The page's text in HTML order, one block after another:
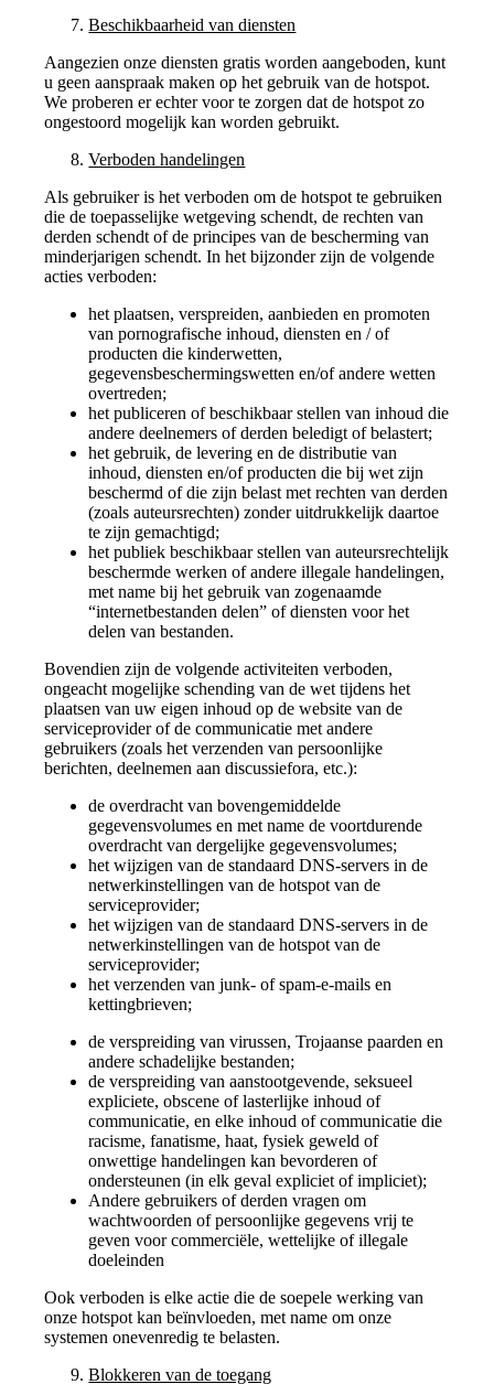
Beschikbaarheid van diensten
Aangezien onze diensten gratis worden aangeboden, kunt
u geen aanspraak maken op het gebruik van de hotspot.
We proberen er echter voor te zorgen dat de hotspot zo
ongestoord mogelijk kan worden gebruikt.
Verboden handelingen
Als gebruiker is het verboden om de hotspot te gebruiken
die de toepasselijke wetgeving schendt, de rechten van
derden schendt of de principes van de bescherming van
minderjarigen schendt. In het bijzonder zijn de volgende
acties verboden:
het plaatsen, verspreiden, aanbieden en promoten
van pornografische inhoud, diensten en / of
producten die kinderwetten,
gegevensbeschermingswetten en/of andere wetten
overtreden;
het publiceren of beschikbaar stellen van inhoud die
andere deelnemers of derden beledigt of belastert;
het gebruik, de levering en de distributie van
inhoud, diensten en/of producten die bij wet zijn
beschermd of die zijn belast met rechten van derden
(zoals auteursrechten) zonder uitdrukkelijk daartoe
te zijn gemachtigd;
het publiek beschikbaar stellen van auteursrechtelijk
beschermde werken of andere illegale handelingen,
met name bij het gebruik van zogenaamde
“internetbestanden delen” of diensten voor het
delen van bestanden.
Bovendien zijn de volgende activiteiten verboden,
ongeacht mogelijke schending van de wet tijdens het
plaatsen van uw eigen inhoud op de website van de
serviceprovider of de communicatie met andere
gebruikers (zoals het verzenden van persoonlijke
berichten, deelnemen aan discussiefora, etc.):
de overdracht van bovengemiddelde
gegevensvolumes en met name de voortdurende
overdracht van dergelijke gegevensvolumes;
het wijzigen van de standaard DNS-servers in de
netwerkinstellingen van de hotspot van de
serviceprovider;
het wijzigen van de standaard DNS-servers in de
netwerkinstellingen van de hotspot van de
serviceprovider;
het verzenden van junk- of spam-e-mails en
kettingbrieven;
de verspreiding van virussen, Trojaanse paarden en
andere schadelijke bestanden;
de verspreiding van aanstootgevende, seksueel
expliciete, obscene of lasterlijke inhoud of
communicatie, en elke inhoud of communicatie die
racisme, fanatisme, haat, fysiek geweld of
onwettige handelingen kan bevorderen of
ondersteunen (in elk geval expliciet of impliciet);
Andere gebruikers of derden vragen om
wachtwoorden of persoonlijke gegevens vrij te
geven voor commerciële, wettelijke of illegale
doeleinden
Ook verboden is elke actie die de soepele werking van
onze hotspot kan beïnvloeden, met name om onze
systemen onevenredig te belasten.
Blokkeren van de toegang